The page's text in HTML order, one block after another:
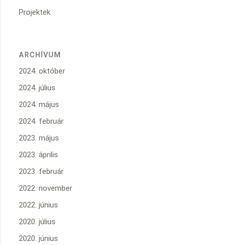
Projektek
ARCHÍVUM
2024. október
2024. július
2024. május
2024. február
2023. május
2023. április
2023. február
2022. november
2022. június
2020. július
2020. június